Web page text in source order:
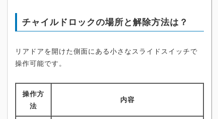
チャイルドロックの場所と解除方法は？
リアドアを開けた側面にある小さなスライドスイッチで
操作可能です。
操作方
法
内容